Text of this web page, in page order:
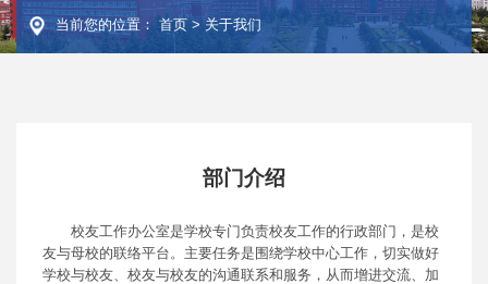
当前您的位置：首页>关于我们
部门介绍
校友工作办公室是学校专门负责校友工作的行政部门，是校
友与母校的联络平台。主要任务是围绕学校中心工作，切实做好
学校与校友、校友与校友的沟通联系和服务，从而增进交流、加